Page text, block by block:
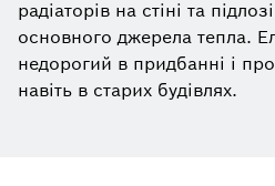
радіаторів на стіні та
основного джерела тепла.
недорогий в придбанні і
навіть в старих будівлях.